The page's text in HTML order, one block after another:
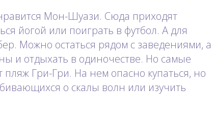
Мон-Шуази. Сюда приходят
йогой или поиграть в футбол. А для
Можно остаться рядом с заведениями, а
и отдыхать в одиночестве. Но самые
Гри-Гри. На нем опасно купаться, но
о скалы волн или изучить